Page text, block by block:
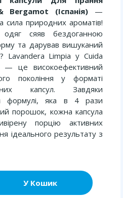
Bergamot (Іспанія) —
сила природних ароматів!
сяяв бездоганною
та дарував вишуканий
Lavandera Limpia y Cuida
це високоефективний
покоління у форматі
капсул. Завдяки
формулі, яка в 4 рази
порошок, кожна капсула
порцію активних
ідеального результату з
У Кошик